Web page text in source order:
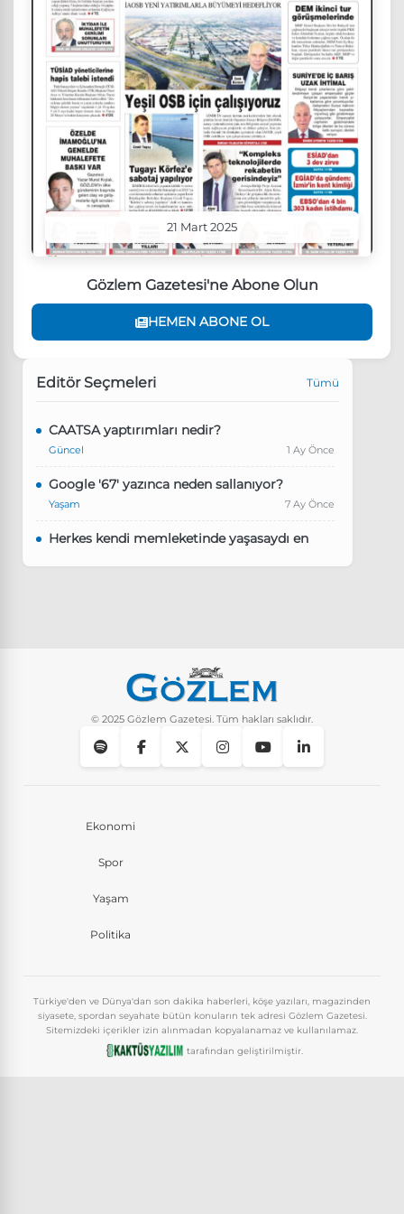
21 Mart 2025
Gözlem Gazetesi'ne Abone Olun
HEMEN ABONE OL
Editör Seçmeleri Tümü
CAATSA yaptırımları nedir?
Güncel 1 Ay Önce
Google '67' yazınca neden sallanıyor?
Yaşam 7 Ay Önce
Herkes kendi memleketinde yaşasaydı en
Instagram’da keşfet nasıl temizlenir?
© 2025 Gözlem Gazetesi. Tüm hakları saklıdır.
Ekonomi
Spor
Yaşam
Politika
Türkiye'den ve Dünya'dan son dakika haberleri, köşe yazıları, magazinden
siyasete, spordan seyahate bütün konuların tek adresi Gözlem Gazetesi.
Sitemizdeki içerikler izin alınmadan kopyalanamaz ve kullanılamaz.
tarafından geliştirilmiştir.